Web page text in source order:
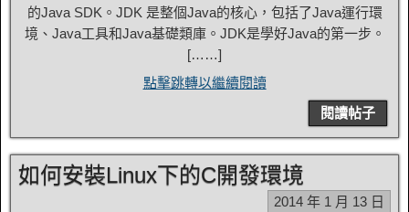
的Ja​​va SDK。JDK 是整個Java的核心，包括了Java運行環
境、Java工具和Java基礎類庫。JDK是學好Java的第一步。
[……]
點擊跳轉以繼續閱讀
閱讀帖子
如何安裝Linux下的C開發環境
2014 年 1 月 13 日